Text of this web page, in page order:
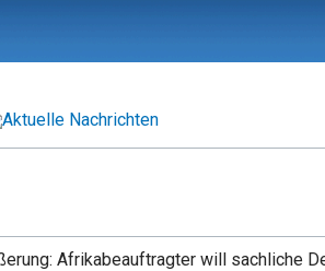
Afrikabeauftragter will sachliche